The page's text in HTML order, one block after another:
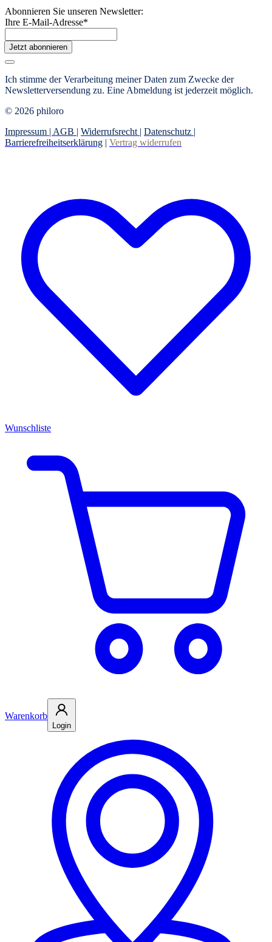
Abonnieren Sie unseren Newsletter:
Ihre E-Mail-Adresse*
Jetzt abonnieren
Ich stimme der Verarbeitung meiner Daten zum Zwecke der
Newsletterversendung zu. Eine Abmeldung ist jederzeit möglich.
© 2026 philoro
Impressum | AGB | Widerrufsrecht | Datenschutz |
Barrierefreiheitserklärung | Vertrag widerrufen
Wunschliste
Warenkorb
Login